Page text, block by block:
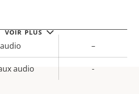
VOIR PLUS
Valeur de
la
propriété
–
audio -